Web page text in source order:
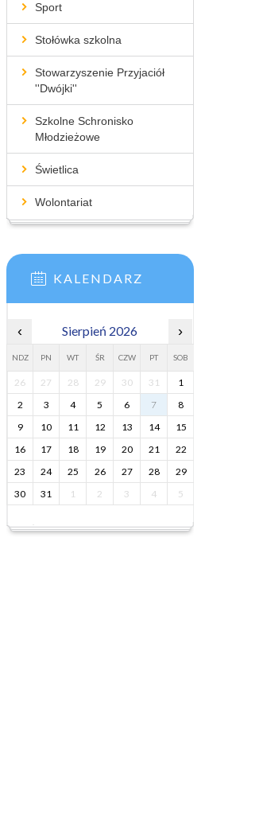
Sport
Stołówka szkolna
Stowarzyszenie Przyjaciół
''Dwójki''
Szkolne Schronisko
Młodzieżowe
Świetlica
Wolontariat
KALENDARZ
‹ Sierpień 2026 ›
NDZ PN WT ŚR CZW PT SOB
26 27 28 29 30 31
1
2
3 4 5 6 7
8
9
10 11 12 13 14
15
16
17 18 19 20 21
22
23
24 25 26 27 28
29
30
31 1 2 3 4 5